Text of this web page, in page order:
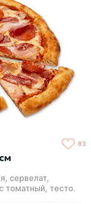
83
сервелат,
томатный, тесто.